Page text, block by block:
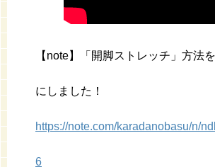
【note】「開脚ストレッチ」方法
にしました！
https://note.com/karadanobasu/n/
6